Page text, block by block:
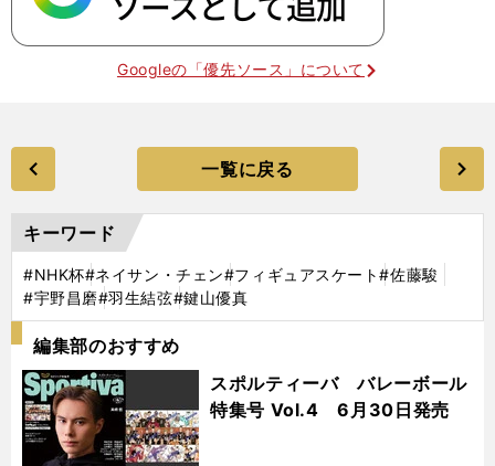
Googleの「優先ソース」について
一覧に戻る
キーワード
#NHK杯#ネイサン・チェン#フィギュアスケート#佐藤駿
#宇野昌磨#羽生結弦#鍵山優真
編集部のおすすめ
スポルティーバ バレーボール
特集号 Vol.4 6月30日発売